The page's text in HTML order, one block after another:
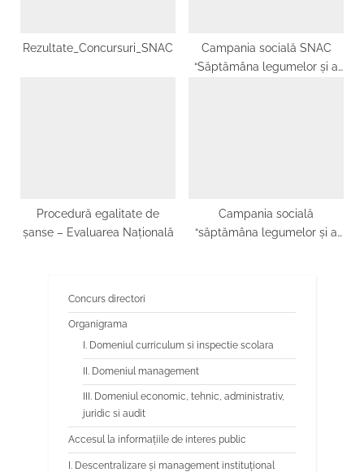
Rezultate_Concursuri_SNAC
Campania socială SNAC
“Săptămâna legumelor și a
Procedură egalitate de
șanse – Evaluarea Națională
Campania socială
“săptămâna legumelor și a
Concurs directori
Organigrama
I. Domeniul curriculum si inspectie scolara
II. Domeniul management
III. Domeniul economic, tehnic, administrativ,
juridic si audit
Accesul la informațiile de interes public
I. Descentralizare și management instituțional